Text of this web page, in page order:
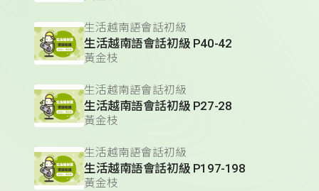
生活越南語會話初級
生活越南語會話初級 P40-42
黃金枝
生活越南語會話初級
生活越南語會話初級 P27-28
黃金枝
生活越南語會話初級
生活越南語會話初級 P197-198
黃金枝